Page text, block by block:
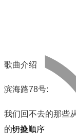
歌曲介绍
滨海路78号:
我们回不去的那些
的一处…
切换顺序